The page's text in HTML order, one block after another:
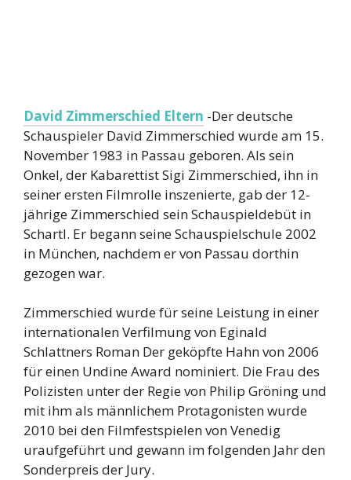
David Zimmerschied Eltern -Der deutsche
Schauspieler David Zimmerschied wurde am 15.
November 1983 in Passau geboren. Als sein
Onkel, der Kabarettist Sigi Zimmerschied, ihn in
seiner ersten Filmrolle inszenierte, gab der 12-
jährige Zimmerschied sein Schauspieldebüt in
Schartl. Er begann seine Schauspielschule 2002
in München, nachdem er von Passau dorthin
gezogen war.
Zimmerschied wurde für seine Leistung in einer
internationalen Verfilmung von Eginald
Schlattners Roman Der geköpfte Hahn von 2006
für einen Undine Award nominiert. Die Frau des
Polizisten unter der Regie von Philip Gröning und
mit ihm als männlichem Protagonisten wurde
2010 bei den Filmfestspielen von Venedig
uraufgeführt und gewann im folgenden Jahr den
Sonderpreis der Jury.